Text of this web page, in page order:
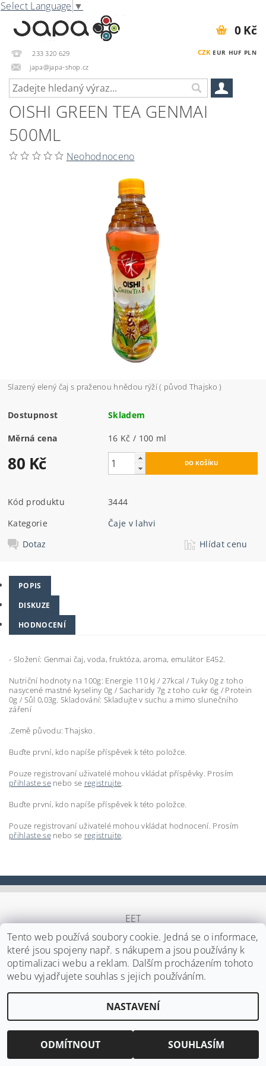
Select Language ▼
233 320 629
japa@japa-shop.cz
CZK EUR HUF PLN
0 Kč
OISHI GREEN TEA GENMAI
500ML
Neohodnoceno
Slazený elený čaj s praženou hnědou rýží ( původ Thajsko )
Dostupnost Skladem
Měrná cena 16 Kč / 100 ml
80 Kč
Kód produktu
3444
Kategorie
Čaje v lahvi
Dotaz
Hlídat cenu
POPIS
DISKUZE
HODNOCENÍ
- Složení: Genmai čaj, voda, fruktóza, aroma, emulátor E452.
Nutriční hodnoty na 100g: Energie 110 kJ / 27kcal / Tuky 0g z toho
nasycené mastné kyseliny 0g / Sacharidy 7g z toho cukr 6g / Protein
0g / Sůl 0,03g. Skladování: Skladujte v suchu a mimo slunečního
záření
.Země původu: Thajsko.
Buďte první, kdo napíše příspěvek k této položce.
Pouze registrovaní uživatelé mohou vkládat příspěvky. Prosím
přihlaste senebo se registrujte.
Buďte první, kdo napíše příspěvek k této položce.
Pouze registrovaní uživatelé mohou vkládat hodnocení. Prosím
přihlaste senebo se registrujte.
EET
2026 ©Japa Foods s.r.o. , všechna práva vyhrazenaUpravit nastavení cookies
Vytvořil Shoptet
Tento web používá soubory cookie. Jedná se o informace,
které jsou spojeny např. s nákupem a jsou používány k
optimalizaci webu a reklam. Dalším procházením tohoto
webu vyjadřujete souhlas s jejich používáním.
NASTAVENÍ
ODMÍTNOUT SOUHLASÍM